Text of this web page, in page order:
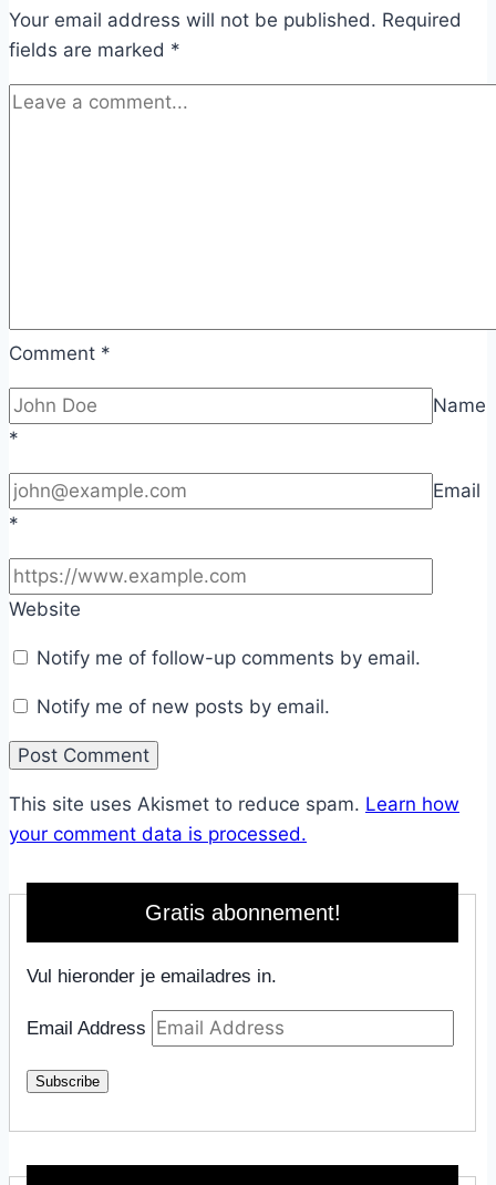
Your email address will not be published. Required
fields are marked *
Comment *
Name
*
Email
*
Website
Notify me of follow-up comments by email.
Notify me of new posts by email.
This site uses Akismet to reduce spam. Learn how
your comment data is processed.
Gratis abonnement!
Vul hieronder je emailadres in.
Email Address
Subscribe